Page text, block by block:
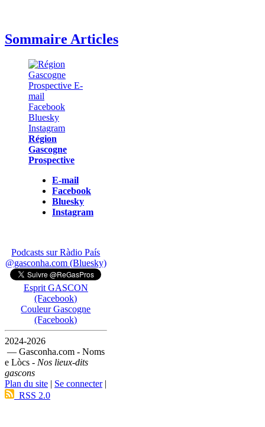
Sommaire Articles
Région
Gascogne
Prospective
E-mail
Facebook
Bluesky
Instagram
Podcasts sur Ràdio País
@gasconha.com (Bluesky)
Esprit GASCON
(Facebook)
Couleur Gascogne
(Facebook)
2024-2026
— Gasconha.com - Noms
e Lòcs - Nos lieux-dits
gascons
Plan du site | Se connecter|
RSS 2.0